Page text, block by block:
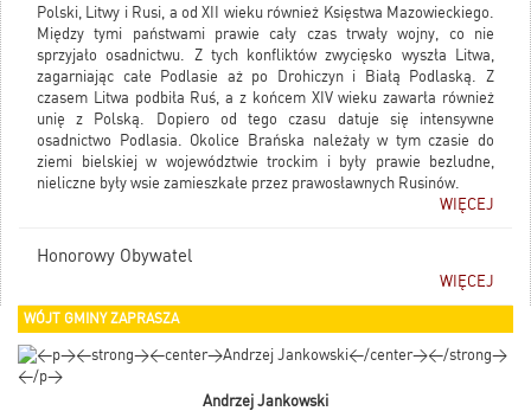
Polski, Litwy i Rusi, a od XII wieku również Księstwa Mazowieckiego.
Między tymi państwami prawie cały czas trwały wojny, co nie
sprzyjało osadnictwu. Z tych konfliktów zwycięsko wyszła Litwa,
zagarniając całe Podlasie aż po Drohiczyn i Białą Podlaską. Z
czasem Litwa podbiła Ruś, a z końcem XIV wieku zawarła również
unię z Polską. Dopiero od tego czasu datuje się intensywne
osadnictwo Podlasia. Okolice Brańska należały w tym czasie do
ziemi bielskiej w województwie trockim i były prawie bezludne,
nieliczne były wsie zamieszkałe przez prawosławnych Rusinów.
WIĘCEJ
Honorowy Obywatel
WIĘCEJ
WÓJT GMINY ZAPRASZA
Andrzej Jankowski